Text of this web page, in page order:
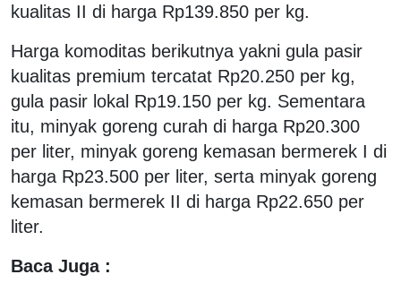
kualitas II di harga Rp139.850 per kg.
Harga komoditas berikutnya yakni gula pasir
kualitas premium tercatat Rp20.250 per kg,
gula pasir lokal Rp19.150 per kg. Sementara
itu, minyak goreng curah di harga Rp20.300
per liter, minyak goreng kemasan bermerek I di
harga Rp23.500 per liter, serta minyak goreng
kemasan bermerek II di harga Rp22.650 per
liter.
Baca Juga :